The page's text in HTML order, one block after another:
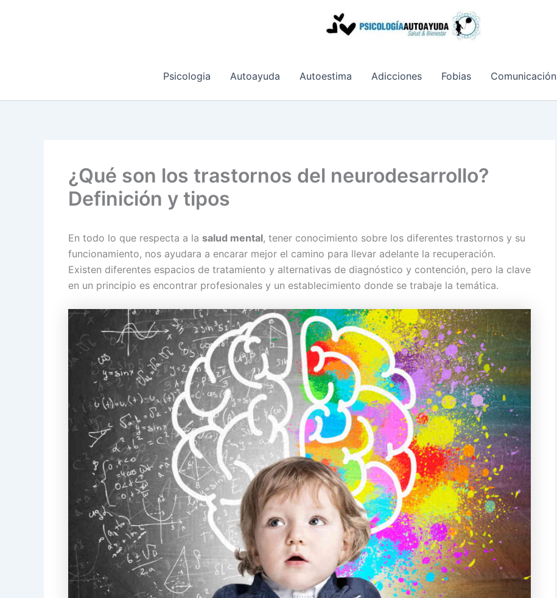
Psicologia Autoayuda Autoestima Adicciones Fobias Comunicación
¿Qué son los trastornos del neurodesarrollo?
Definición y tipos
En todo lo que respecta a la salud mental, tener conocimiento sobre los diferentes trastornos y su
funcionamiento, nos ayudara a encarar mejor el camino para llevar adelante la recuperación.
Existen diferentes espacios de tratamiento y alternativas de diagnóstico y contención, pero la clave
en un principio es encontrar profesionales y un establecimiento donde se trabaje la temática.